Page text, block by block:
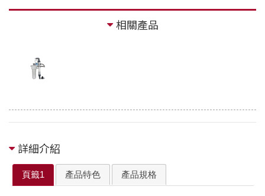
相關產品
詳細介紹
頁籤1 產品特色 產品規格